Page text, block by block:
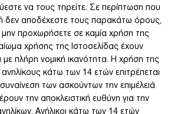
να τους τηρείτε. Σε περίπτωση που
δεν αποδέχεστε τους παρακάτω όρους,
προχωρήσετε σε καμία χρήση της
χρήσης της Ιστοσελίδας έχουν
πλήρη νομική ικανότητα. Η χρήση της
κάτω των 14 ετών επιτρέπεται
των ασκούντων την επιμέλειά
την αποκλειστική ευθύνη για την
Ανήλικοι κάτω των 14 ετών